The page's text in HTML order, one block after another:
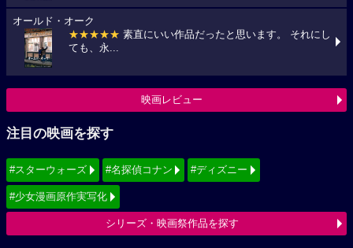
オールド・オーク
★★★★★ 素直にいい作品だったと思います。 それにし
ても、永...
映画レビュー
注目の映画を探す
#スターウォーズ #名探偵コナン #ディズニー
#少女漫画原作実写化
シリーズ・映画祭作品を探す